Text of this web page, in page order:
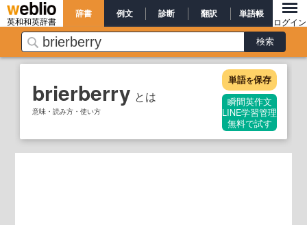
英和和英辞書
辞書 例文 診断 翻訳 単語帳
ログイン
brierberry とは
意味・読み方・使い方
単語を保存
瞬間英作文
LINE学習管理
無料で試す